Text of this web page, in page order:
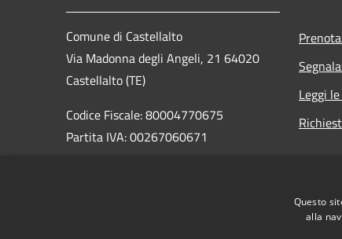
Comune di Castellalto
Via Madonna degli Angeli, 21 64020
Castellalto (TE)
Codice Fiscale: 80004770675
Partita IVA: 00267060671
Leggi le
Questo
alla